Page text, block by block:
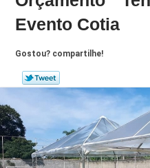
Evento Cotia
Gostou? compartilhe!